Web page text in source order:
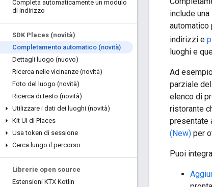
Completa automaticamente un modulo
di indirizzo
SDK Places (novità)
Completamento automatico (novità)
Dettagli luogo (nuovo)
Ricerca nelle vicinanze (novità)
Foto del luogo (novità)
Ricerca di testo (novità)
Utilizzare i dati dei luoghi (novità)
Kit UI di Places
Usa token di sessione
Cerca lungo il percorso
Librerie open source
Estensioni KTX Kotlin
include
automatico
indirizzi e
luoghi e
Ad
parziale
elenco di
ristorante
presentate
(New) per
Puoi